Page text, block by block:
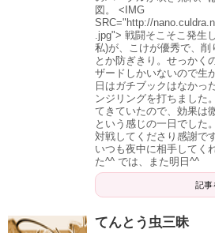
図。 <IMG
SRC="http://
.jpg"> 戦闘そこそこ発生
私)が、こけが優秀で、
とか防ぎきり。せっかく
ザードしかいないので生
日はガチブックはなかっ
ンジリングを打ちました
てきていたので、効果は
という感じの一日でした
対戦してくださり感謝で
いつも夜中に相手してく
た^^ では、また明日^^
記事
てんとう虫三昧